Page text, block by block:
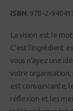
ISBN: 978-2-
La vision est le
C’est l’ingrédient
vous n’ayez une
votre organisation,
est convaincante,
réflexion et les